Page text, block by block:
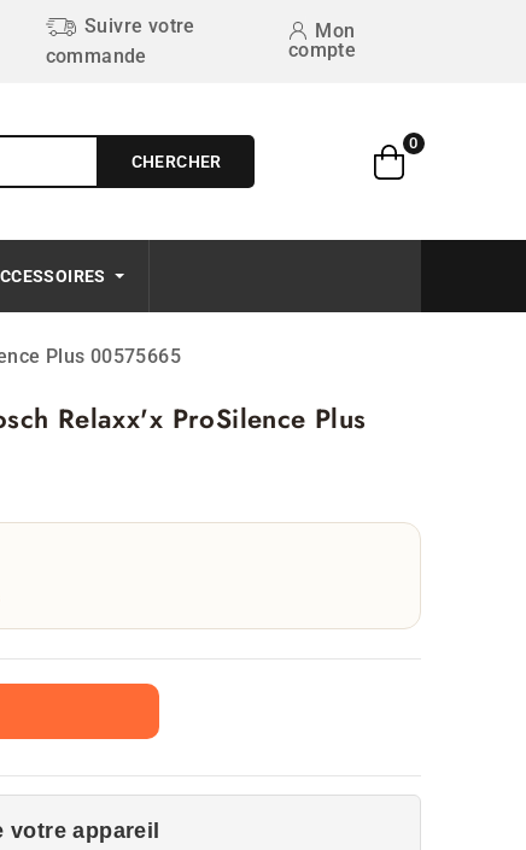
Suivre votre
commande
Mon
compte
CHERCHER
0
Plus 00575665
Relaxx'x ProSilence Plus
appareil